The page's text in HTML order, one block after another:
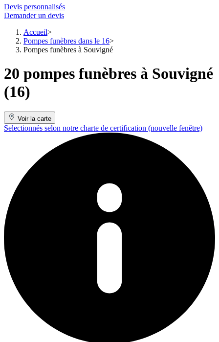
Devis personnalisés
Demander un devis
Accueil
Pompes funèbres dans le 16
Pompes funèbres à Souvigné
20 pompes funèbres à Souvigné
(16)
Voir la carte
Selectionnés selon notre charte de certification (nouvelle fenêtre)